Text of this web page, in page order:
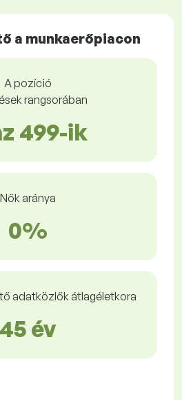
a munkaerőpiacon
A pozíció
rangsorában
499-ik
Nők aránya
0%
adatközlők átlagéletkora
45 év